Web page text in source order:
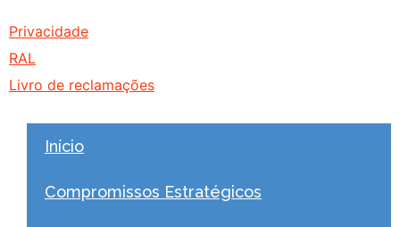
Privacidade
RAL
Livro de reclamações
Início
Compromissos Estratégicos